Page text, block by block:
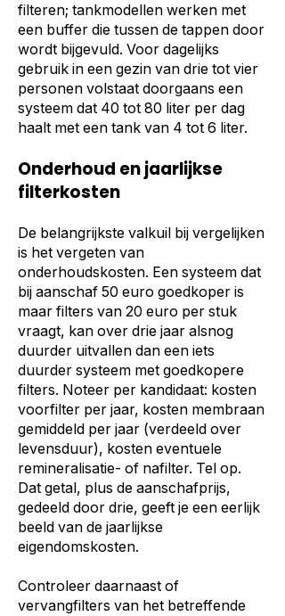
filteren; tankmodellen werken met
een buffer die tussen de tappen door
wordt bijgevuld. Voor dagelijks
gebruik in een gezin van drie tot vier
personen volstaat doorgaans een
systeem dat 40 tot 80 liter per dag
haalt met een tank van 4 tot 6 liter.
Onderhoud en jaarlijkse
filterkosten
De belangrijkste valkuil bij vergelijken
is het vergeten van
onderhoudskosten. Een systeem dat
bij aanschaf 50 euro goedkoper is
maar filters van 20 euro per stuk
vraagt, kan over drie jaar alsnog
duurder uitvallen dan een iets
duurder systeem met goedkopere
filters. Noteer per kandidaat: kosten
voorfilter per jaar, kosten membraan
gemiddeld per jaar (verdeeld over
levensduur), kosten eventuele
remineralisatie- of nafilter. Tel op.
Dat getal, plus de aanschafprijs,
gedeeld door drie, geeft je een eerlijk
beeld van de jaarlijkse
eigendomskosten.
Controleer daarnaast of
vervangfilters van het betreffende